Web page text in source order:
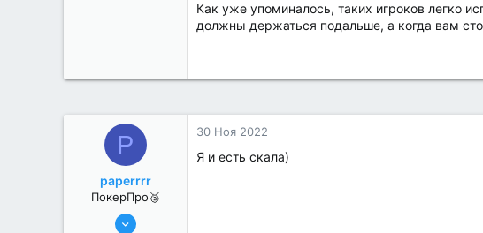
Как уже упоминалось, таких игроков легко
должны держаться подальше, а когда вам
P
paperrrr
ПокерПро🥈
8 Июн 2022
30 Ноя 2022
Я и есть скала)